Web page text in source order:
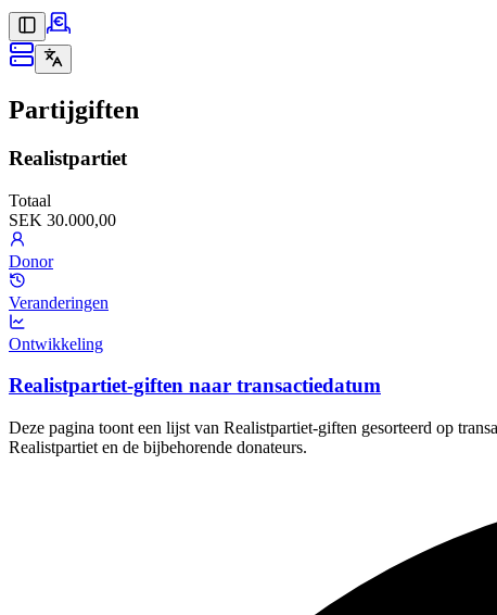
Partijgiften
Realistpartiet
Totaal
SEK 30.000,00
Donor
Veranderingen
Ontwikkeling
Realistpartiet-giften naar transactiedatum
Deze pagina toont een lijst van Realistpartiet-giften gesorteerd op
Realistpartiet en de bijbehorende donateurs.